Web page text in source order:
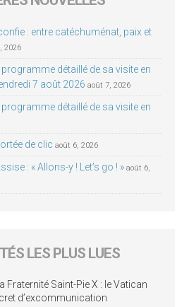
: entre catéchuménat, paix et
2026
programme détaillé de sa visite en
7 août 2026 août 7, 2026
programme détaillé de sa visite en
de clic août 6, 2026
: « Allons-y ! Let’s go ! » août 6,
LES PLUS LUES
Fraternité Saint-Pie X : le Vatican
d’excommunication